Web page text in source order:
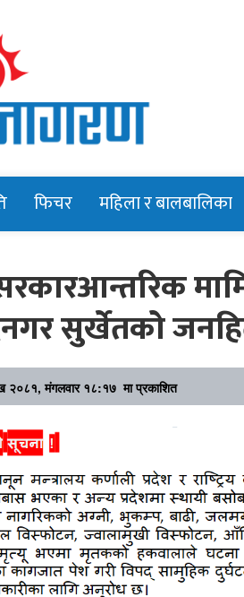
फिचर महिला र बालबालिका
सुर्खेतको
२०८१, मंगलवार १८:१७ मा प्रकाशित